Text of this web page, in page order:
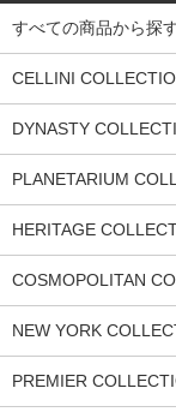
すべての商品から探
CELLINI
DYNASTY
PLANETARIUM
HERITAGE
COSMOPOLITAN
NEW YORK
PREMIER